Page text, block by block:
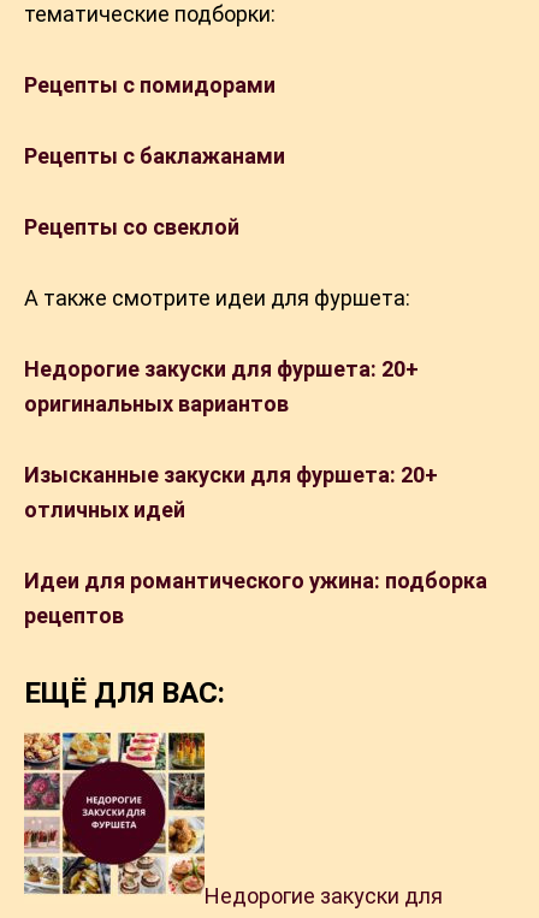
тематические подборки:
Рецепты с помидорами
Рецепты с баклажанами
Рецепты со свеклой
А также смотрите идеи для фуршета:
Недорогие закуски для фуршета: 20+
оригинальных вариантов
Изысканные закуски для фуршета: 20+
отличных идей
Идеи для романтического ужина: подборка
рецептов
ЕЩЁ ДЛЯ ВАС:
Недорогие закуски для